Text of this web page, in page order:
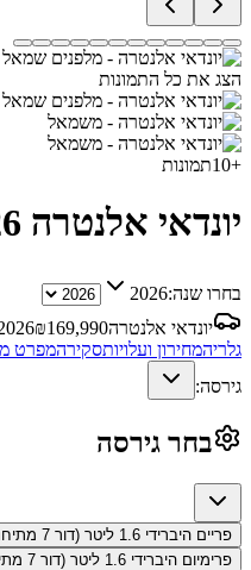
הצג את כל התמונות
+
10תמונות
יונדאי אלנטרה
בחרו שנה:2026
יונדאי אלנטרה
₪169,990
גלריהמחירון ועלויותסקירהמפרט
גירסה:
בחר גירסה
פריים היברידי 1.6 ליטר (דור 7 מתיחת פנים)
פרימיום היברידי 1.6 ליטר (דור 7 מתיחת פנים)